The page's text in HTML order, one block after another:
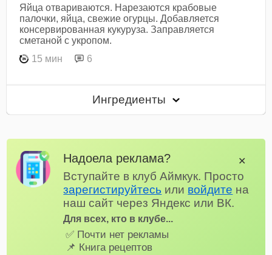
Яйца отвариваются. Нарезаются крабовые
палочки, яйца, свежие огурцы. Добавляется
консервированная кукуруза. Заправляется
сметаной с укропом.
15 мин
6
Ингредиенты
Надоела реклама?
Вступайте в клуб Аймкук. Просто
зарегистируйтесь или войдите на
наш сайт через Яндекс или ВК.
Для всех, кто в клубе...
✅ Почти нет рекламы
📌 Книга рецептов
✕